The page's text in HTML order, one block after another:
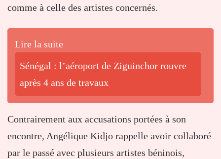
comme à celle des artistes concernés.
Lire la suite
Sénégal : l’aéroport de Ziguinchor rouvre
après 4 ans de travaux
Contrairement aux accusations portées à son
encontre, Angélique Kidjo rappelle avoir collaboré
par le passé avec plusieurs artistes béninois,